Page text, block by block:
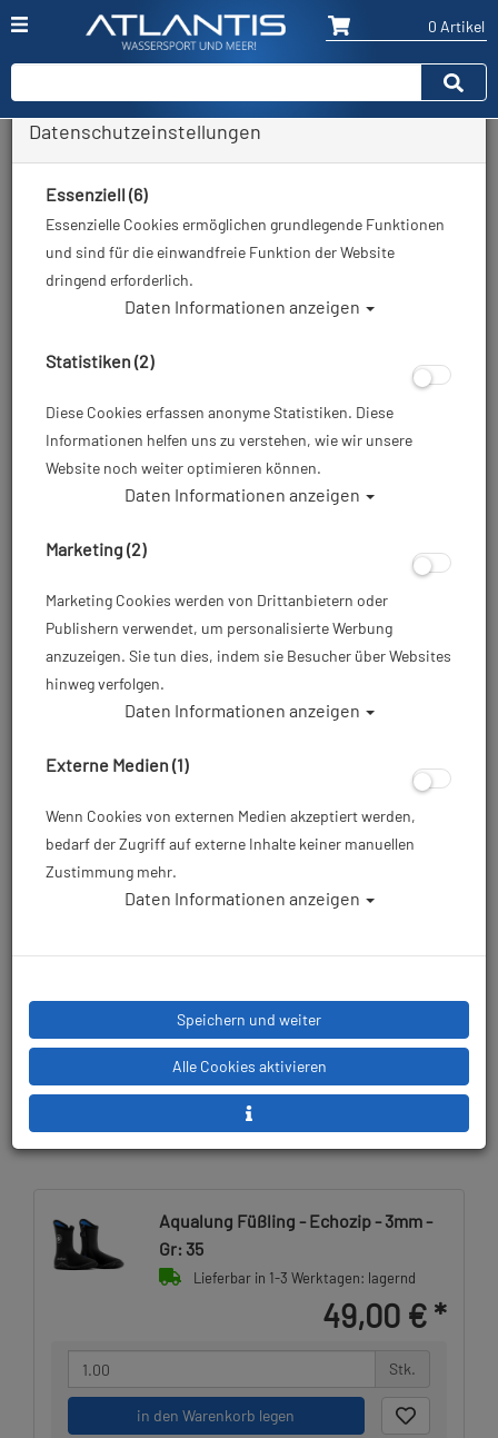
0 Artikel
Zurück
Artikelnr.: lung-BS1910140master
ab49,00 €*
Aqualung Füßling - Echozip - 3mm -
Gr: 35
Lieferbar in 1-3 Werktagen: lagernd
49,00 € *
Stk.
in den Warenkorb legen
Datenschutzeinstellungen
Essenziell (6)
Essenzielle Cookies ermöglichen grundlegende Funktionen
und sind für die einwandfreie Funktion der Website
dringend erforderlich.
Daten Informationen anzeigen
Statistiken (2)
Diese Cookies erfassen anonyme Statistiken. Diese
Informationen helfen uns zu verstehen, wie wir unsere
Website noch weiter optimieren können.
Daten Informationen anzeigen
Marketing (2)
Marketing Cookies werden von Drittanbietern oder
Publishern verwendet, um personalisierte Werbung
anzuzeigen. Sie tun dies, indem sie Besucher über Websites
hinweg verfolgen.
Daten Informationen anzeigen
Externe Medien (1)
Wenn Cookies von externen Medien akzeptiert werden,
bedarf der Zugriff auf externe Inhalte keiner manuellen
Zustimmung mehr.
Daten Informationen anzeigen
Speichern und weiter
Alle Cookies aktivieren